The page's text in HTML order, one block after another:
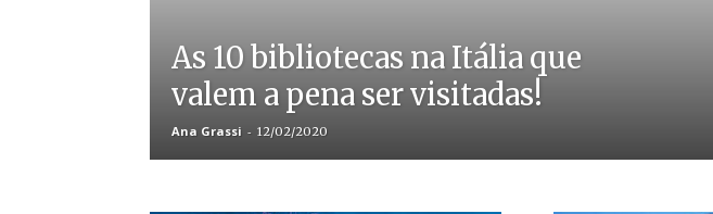
As 10 bibliotecas na Itália que
valem a pena ser visitadas!
Ana Grassi - 12/02/2020